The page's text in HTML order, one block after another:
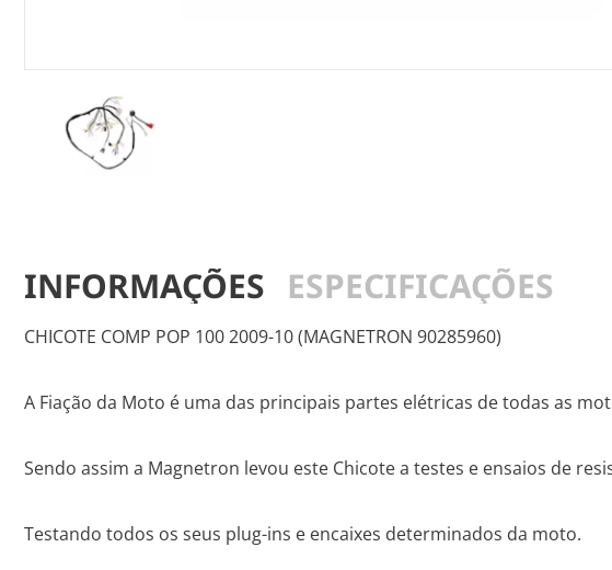
INFORMAÇÕES ESPECIFICAÇÕES
CHICOTE COMP POP 100 2009-10 (MAGNETRON 90285960)
A Fiação da Moto é uma das principais partes elétricas de todas as
Sendo assim a Magnetron levou este Chicote a testes e ensaios de
Testando todos os seus plug-ins e encaixes determinados da moto.